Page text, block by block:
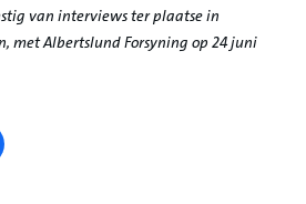
van interviews ter plaatse in
met Albertslund Forsyning op 24 juni